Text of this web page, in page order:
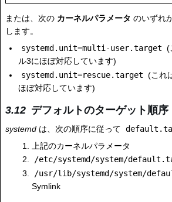
または、次の カーネルパラメータ のいずれ
します。
systemd.unit=multi-user.target (
ル3にほぼ対応しています)
systemd.unit=rescue.target (これ
ほぼ対応しています)
デフォルトのターゲット順序
systemd は、次の順序に従って
上記のカーネルパラメータ
/etc/systemd/system/
/usr/lib/systemd/system/
Symlink